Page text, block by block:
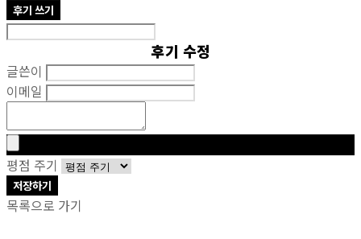
후기 쓰기
후기 수정
글쓴이
이메일
평점 주기
저장하기
목록으로 가기